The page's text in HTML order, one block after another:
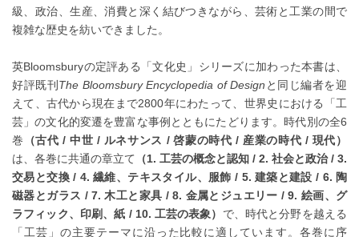
級、政治、生産、消費と深く結びつきながら、芸術と工業の間で
複雑な歴史を紡いできました。
英Bloomsburyの定評ある「文化史」シリーズに加わった本書は、
好評既刊 The Bloomsbury Encyclopedia of Design と同じ編者を迎
えて、古代から現在まで2800年にわたって、世界史における「工
芸」の文化的変遷を豊富な事例とともにたどります。時代別の全6
巻
（古代 / 中世 / ルネサンス / 啓蒙の時代 / 産業の時代 / 現代）
は、各巻に共通の章立て
（1. 工芸の概念と認知 / 2. 社会と政治 / 3.
交易と交換 / 4. 繊維、テキスタイル、服飾 / 5. 建築と建設 / 6. 陶
磁器とガラス / 7. 木工と家具 / 8. 金属とジュエリー / 9. 絵画、グ
ラフィック、印刷、紙 / 10. 工芸の表象） で、時代と分野を越える
「工芸」の主要テーマに沿った比較に適しています。各巻に序